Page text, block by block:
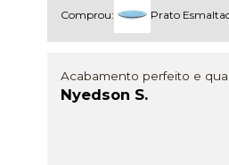
Comprou: Prato
Acabamento perfeito e
Nyedson S.